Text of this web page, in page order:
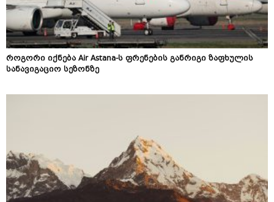
როგორი იქნება Air Astana-ს ფრენების განრიგი ზაფხულის
სანავიგაციო სეზონზე